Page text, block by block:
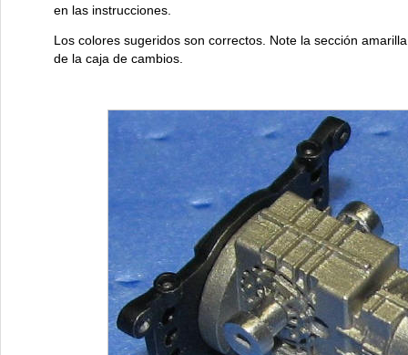
en las instrucciones.
Los colores sugeridos son correctos. Note la sección
de la caja de cambios.